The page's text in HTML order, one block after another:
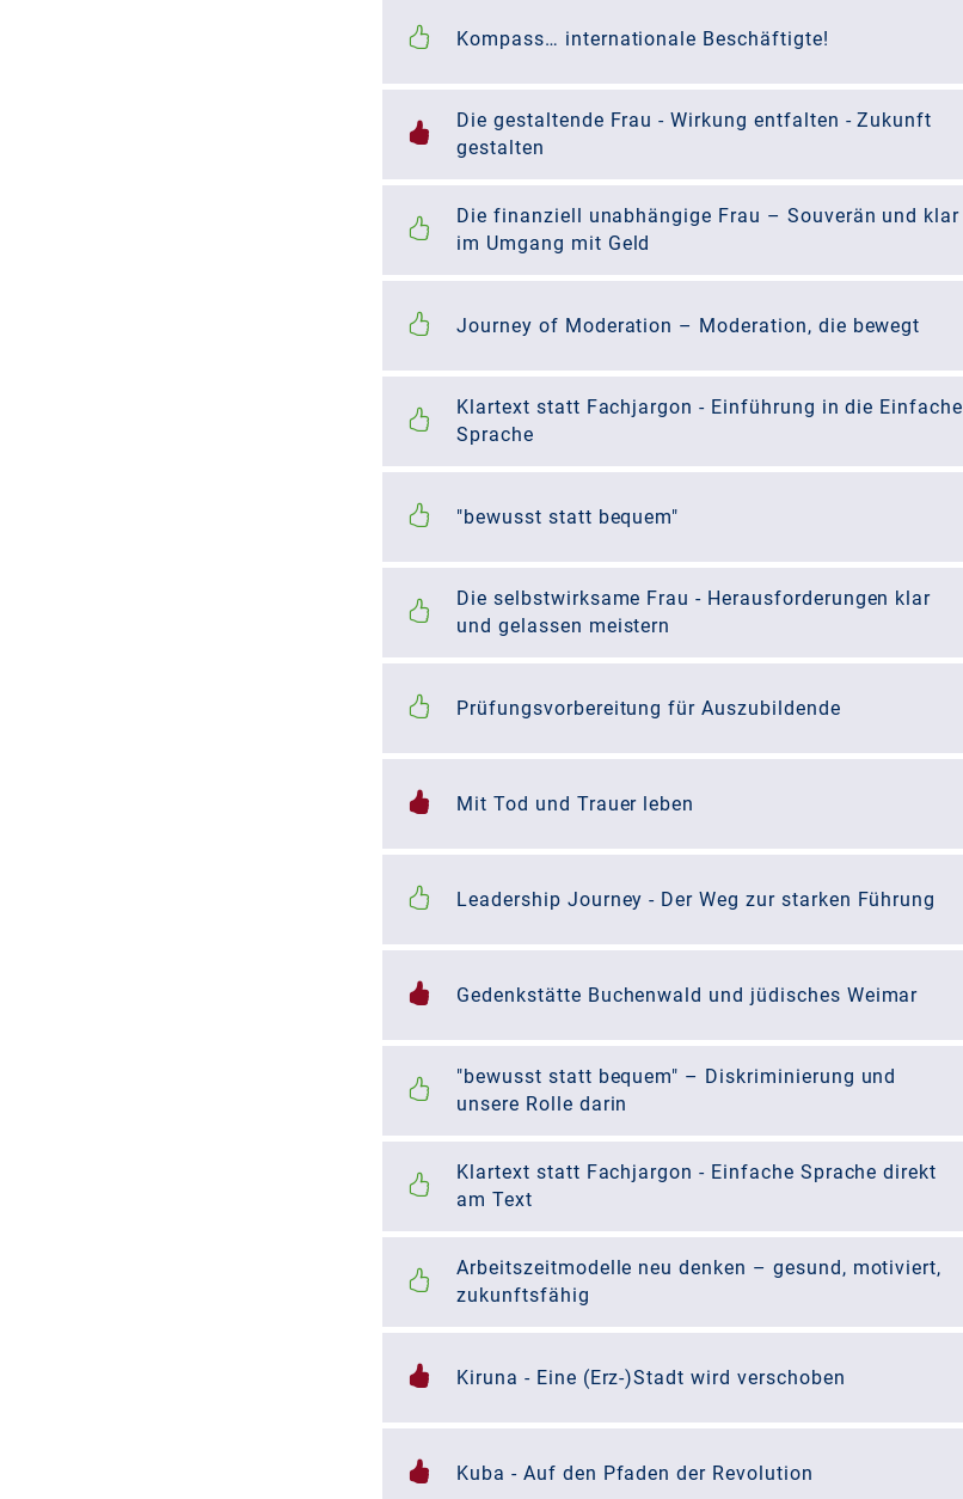
Kompass… internationale Beschäftigte!
Die gestaltende Frau - Wirkung entfalten - Zukunft
gestalten
Die finanziell unabhängige Frau – Souverän und klar
im Umgang mit Geld
Journey of Moderation – Moderation, die bewegt
Klartext statt Fachjargon - Einführung in die Einfache
Sprache
"bewusst statt bequem"
Die selbstwirksame Frau - Herausforderungen klar
und gelassen meistern
Prüfungsvorbereitung für Auszubildende
Mit Tod und Trauer leben
Leadership Journey - Der Weg zur starken Führung
Gedenkstätte Buchenwald und jüdisches Weimar
"bewusst statt bequem" – Diskriminierung und
unsere Rolle darin
Klartext statt Fachjargon - Einfache Sprache direkt
am Text
Arbeitszeitmodelle neu denken – gesund, motiviert,
zukunftsfähig
Kiruna - Eine (Erz-)Stadt wird verschoben
Kuba - Auf den Pfaden der Revolution